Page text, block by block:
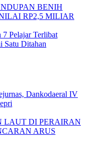
BENIH
RP2,5 MILIAR
7 Pelajar Terlibat
Satu Ditahan
Dankodaeral IV
LAUT DI PERAIRAN
ARUS